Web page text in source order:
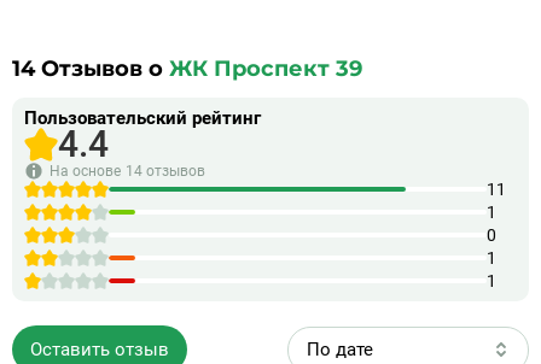
помещения: супермаркеты, аптеки, салоны красоты
Во входных группах оборудованы пандусы
под охраной и видеонаблюдением Наземный и
подземный паркинги для удобства автовладельцев
на 139 машиномест.
транспортную
МФК расположены
и
выездом на
14Отзывов о ЖК Проспект 39
Пользовательский рейтинг
4.4
На основе 14 отзывов
11
1
0
1
1
Оставить отзыв По дате